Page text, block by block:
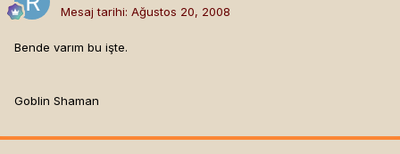
Mesaj tarihi: Ağustos 20, 2008
Bende varım bu işte.
Goblin Shaman